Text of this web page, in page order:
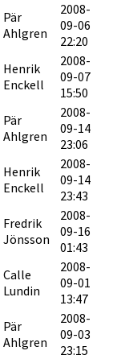
Pär
Ahlgren
2008-
09-06
22:20
Henrik
Enckell
2008-
09-07
15:50
Pär
Ahlgren
2008-
09-14
23:06
Henrik
Enckell
2008-
09-14
23:43
Fredrik
Jönsson
2008-
09-16
01:43
Calle
Lundin
2008-
09-01
13:47
Pär
Ahlgren
2008-
09-03
23:15